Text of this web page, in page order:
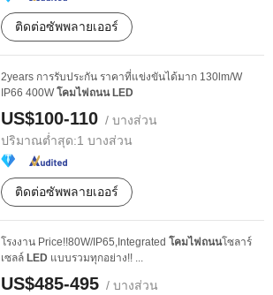
ติดต่อซัพพลายเออร์
2years การรับประกัน ราคาที่แข่งขันได้มาก 130lm/W
IP66 400Wโคมไฟถนน LED
US$100-110 / บางส่วน
ปริมาณต่ำสุด:1 บางส่วน
ติดต่อซัพพลายเออร์
โรงงาน Price!!80W/IP65,Integrated โคมไฟถนนโซลาร์
เซลล์ LED แบบรวมทุกอย่าง!! ...
US$485-495 / บางส่วน